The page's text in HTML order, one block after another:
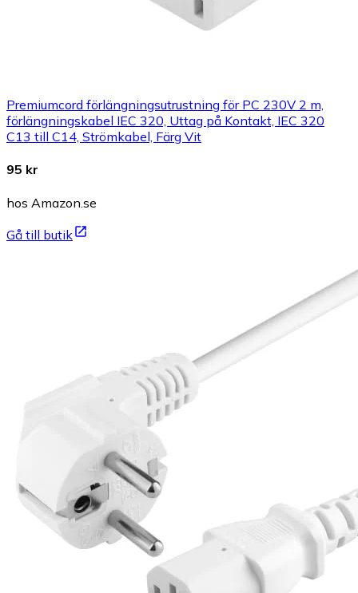
Premiumcord förlängningsutrustning för PC 230V 2 m,
förlängningskabel IEC 320, Uttag på Kontakt, IEC 320
C13 till C14, Strömkabel, Färg Vit
95 kr
hos Amazon.se
Gå till butik